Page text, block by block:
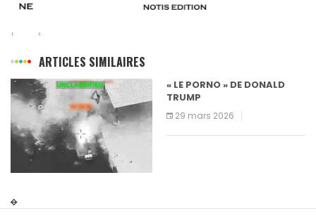
ARTICLES SIMILAIRES
« LE PORNO » DE DONALD
TRUMP
29 mars 2026